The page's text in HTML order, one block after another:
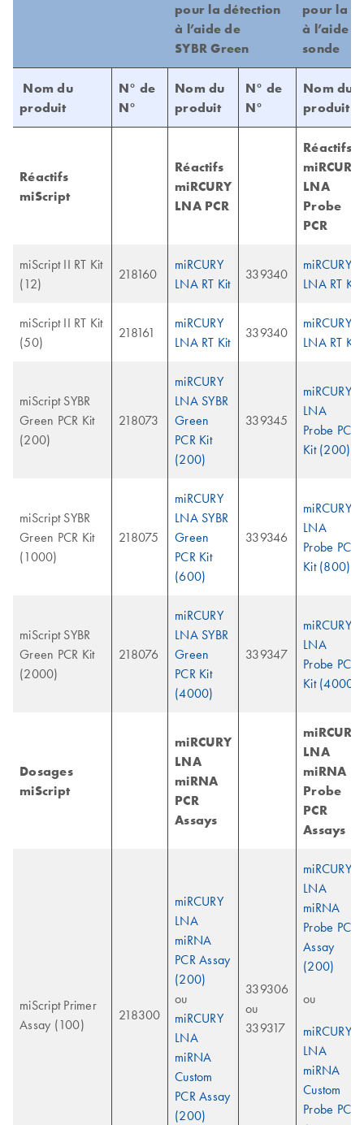
pour la détection
à l’aide de
SYBR Green
pour la
à l’aide
sonde
Nom du
produit
N° de
N°
Nom du
produit
N° de
N°
Nom du
produit
Réactifs
miScript
Réactifs
miRCURY
LNA PCR
Réactifs
miRCURY
LNA
Probe
PCR
miScript II RT Kit
(12)
218160
miRCURY
LNA RT Kit
339340
miRCURY
LNA RT Kit
miScript II RT Kit
(50)
218161
miRCURY
LNA RT Kit
339340
miRCURY
LNA RT Kit
miScript SYBR
Green PCR Kit
(200)
218073
miRCURY
LNA SYBR
Green
PCR Kit
(200)
339345
miRCURY
LNA
Probe PCR
Kit (200)
miScript SYBR
Green PCR Kit
(1000)
218075
miRCURY
LNA SYBR
Green
PCR Kit
(600)
339346
miRCURY
LNA
Probe PCR
Kit (800)
miScript SYBR
Green PCR Kit
(2000)
218076
miRCURY
LNA SYBR
Green
PCR Kit
(4000)
339347
miRCURY
LNA
Probe PCR
Kit (4000)
Dosages
miScript
miRCURY
LNA
miRNA
PCR
Assays
miRCURY
LNA
miRNA
Probe
PCR
Assays
miScript Primer
Assay (100)
218300
miRCURY
LNA
miRNA
PCR Assay
(200)
ou
miRCURY
LNA
miRNA
Custom
PCR Assay
(200)
339306
ou
339317
miRCURY
LNA
miRNA
Probe PCR
Assay
(200)
ou
miRCURY
LNA
miRNA
Custom
Probe PCR